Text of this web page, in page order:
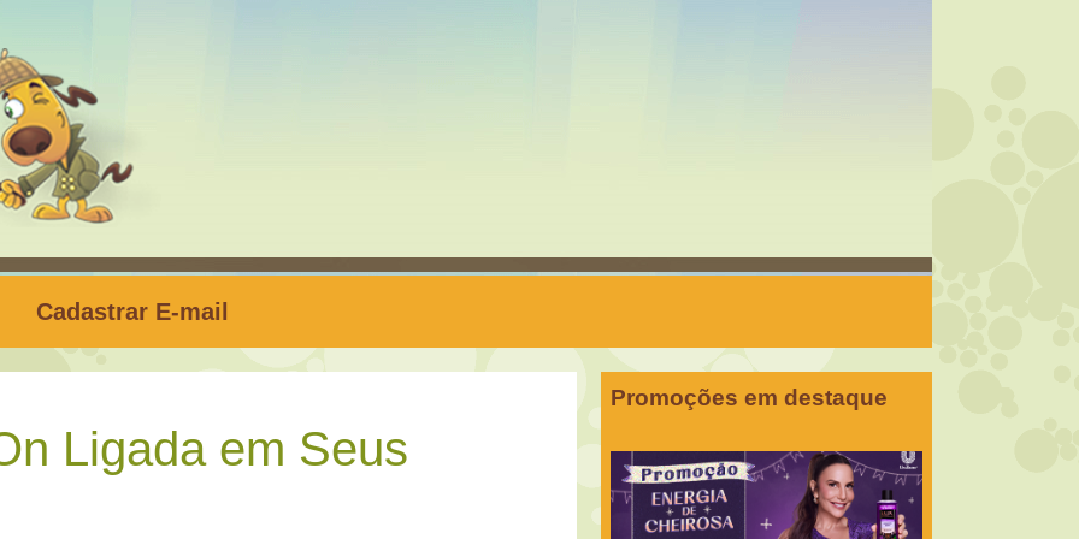
Cadastrar E-mail
Ligada em Seus
Promoções em destaque